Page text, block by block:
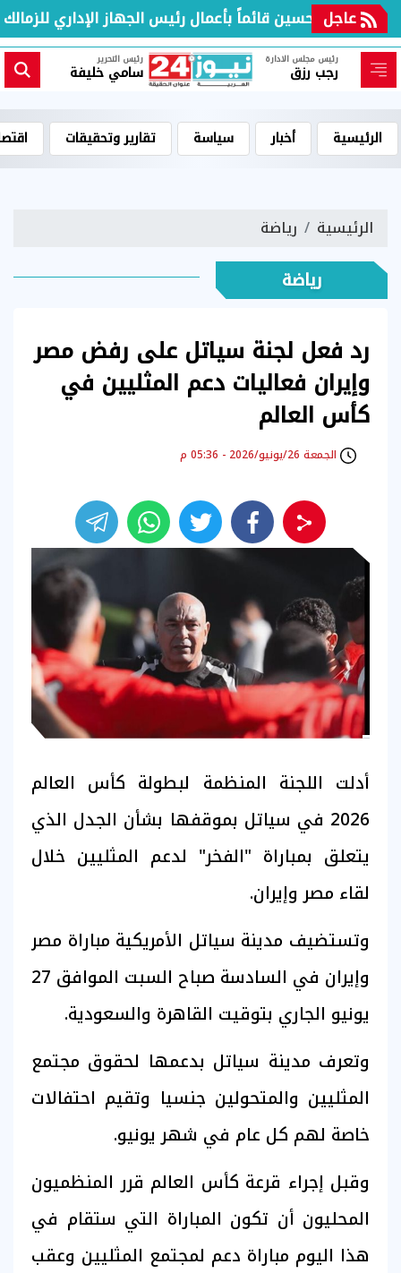
عاجل
رئيس مجلس الادارة
رجب رزق
رئيس التحرير
سامي خليفة
الرئيسية أخبار سياسة تقارير وتحقيقات
الرئيسية رياضة
رياضة
رد فعل لجنة سياتل على رفض مصر
وإيران فعاليات دعم المثليين في
كأس العالم
الجمعة 26/يونيو/2026 - 05:36 م
أدلت اللجنة المنظمة لبطولة كأس العالم
2026 في سياتل بموقفها بشأن الجدل الذي
يتعلق بمباراة "الفخر" لدعم المثليين خلال
لقاء مصر وإيران.
وتستضيف مدينة سياتل الأمريكية مباراة مصر
وإيران في السادسة صباح السبت الموافق 27
يونيو الجاري بتوقيت القاهرة والسعودية.
وتعرف مدينة سياتل بدعمها لحقوق مجتمع
المثليين والمتحولين جنسيا وتقيم احتفالات
خاصة لهم كل عام في شهر يونيو.
وقبل إجراء قرعة كأس العالم قرر المنظميون
المحليون أن تكون المباراة التي ستقام في
هذا اليوم مباراة دعم لمجتمع المثليين وعقب